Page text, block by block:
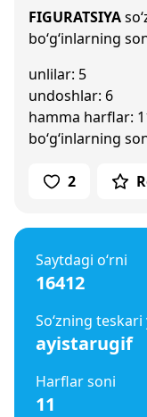
FIGURATSIYA
bo‘g‘inlarning
unlilar: 5
undoshlar: 6
hamma harflar:
bo‘g‘inlarning
2
Saytdagi o‘rni
16412
So‘zning
ayistarugif
Harflar soni
11